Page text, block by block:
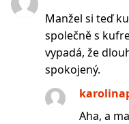
Manžel si teď
společně s
vypadá, že
spokojený.
Aha, a